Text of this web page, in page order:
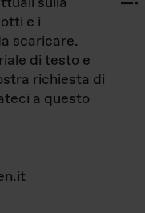
e i
scaricare.
di testo e
richiesta di
a questo